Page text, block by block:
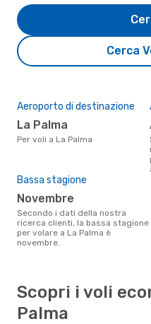
Cerca
Aeroporto di destinazione
La Palma
Per voli a La Palma
Bassa stagione
novembre
Secondo i dati della nostra
ricerca clienti, la bassa stagione
per volare a La Palma è
novembre.
Scopri i voli
Palma